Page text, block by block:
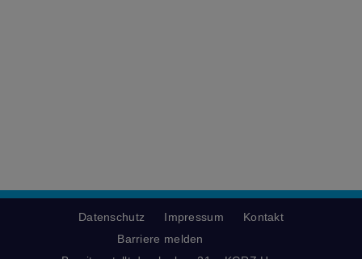
Datenschutz Impressum Kontakt
Barriere melden